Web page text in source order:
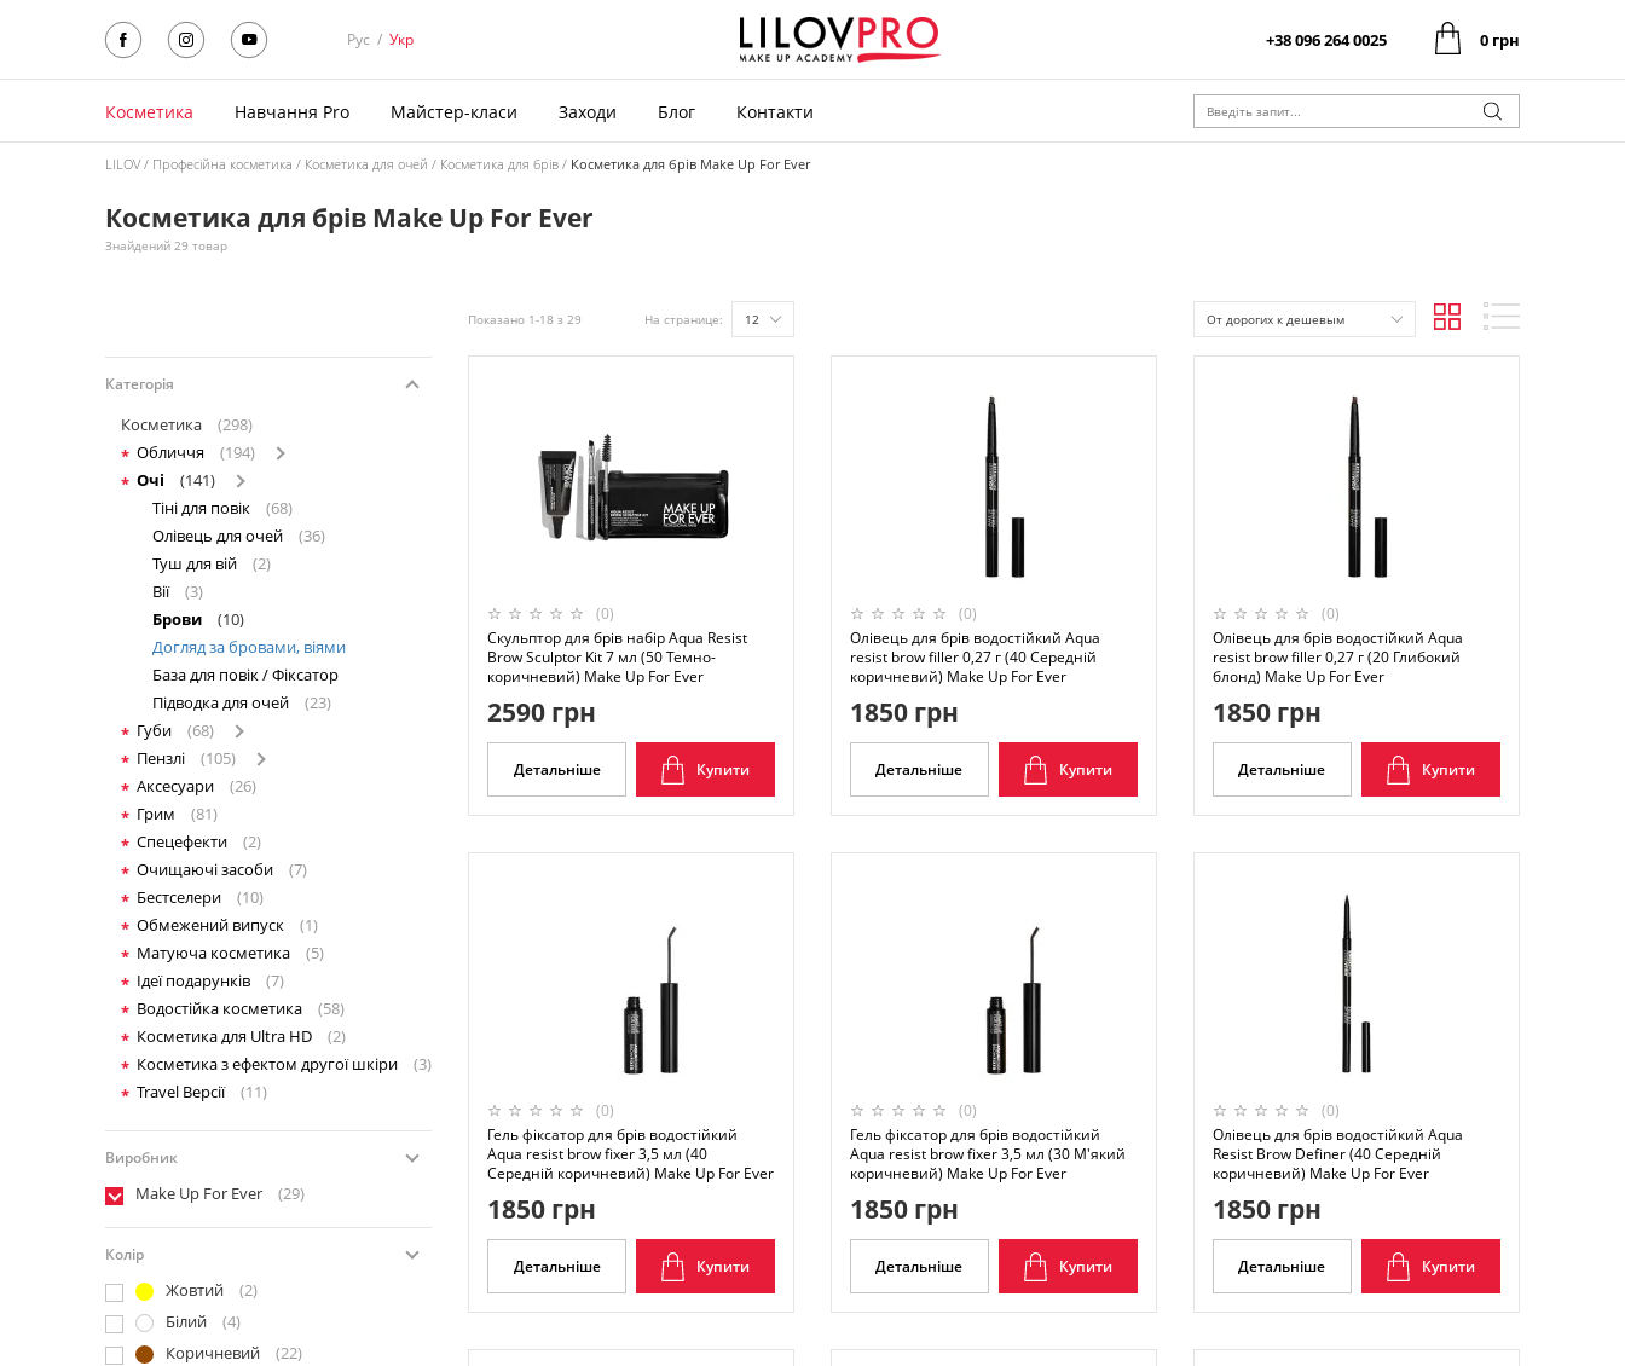
Рус / Укр +38 096 264 0025 0 грн
Косметика Навчання Pro Майстер-класи Заходи Блог Контакти
LILOV Професійна косметика Косметика для очей Косметика для брів Косметика для брів Make Up For Ever
Косметика для брів Make Up For Ever
Знайдений 29 товар
Категорія
Косметика
(298)
Обличчя
(194)
Очі
(141)
Тіні для повік
(68)
Олівець для очей
(36)
Туш для вій
(2)
Вії
(3)
Брови
(10)
Догляд за бровами, віями
База для повік / Фіксатор
Підводка для очей
(23)
Губи
(68)
Пензлі
(105)
Аксесуари
(26)
Грим
(81)
Спецефекти
(2)
Очищаючі засоби
(7)
Бестселери
(10)
Обмежений випуск
(1)
Матуюча косметика
(5)
Ідеї подарунків
(7)
Водостійка косметика
(58)
Косметика для Ultra HD
(2)
Косметика з ефектом другої шкіри
(3)
Travel Версії
(11)
Виробник
Make Up For Ever (29)
Колір
Жовтий
(2)
Білий
(4)
Коричневий
(22)
Показано 1-18 з 29 На странице: 12 От дорогих к дешевым
(0)
Скульптор для брів набір Aqua Resist
Brow Sculptor Kit 7 мл (50 Темно-
коричневий) Make Up For Ever
2590 грн
Детальніше Купити
(0)
Олівець для брів водостійкий Aqua
resist brow filler 0,27 г (40 Середній
коричневий) Make Up For Ever
1850 грн
Детальніше Купити
(0)
Олівець для брів водостійкий Aqua
resist brow filler 0,27 г (20 Глибокий
блонд) Make Up For Ever
1850 грн
Детальніше Купити
(0)
Гель фіксатор для брів водостійкий
Aqua resist brow fixer 3,5 мл (40
Середній коричневий) Make Up For Ever
1850 грн
Детальніше Купити
(0)
Гель фіксатор для брів водостійкий
Aqua resist brow fixer 3,5 мл (30 М'який
коричневий) Make Up For Ever
1850 грн
Детальніше Купити
(0)
Олівець для брів водостійкий Aqua
Resist Brow Definer (40 Середній
коричневий) Make Up For Ever
1850 грн
Детальніше Купити